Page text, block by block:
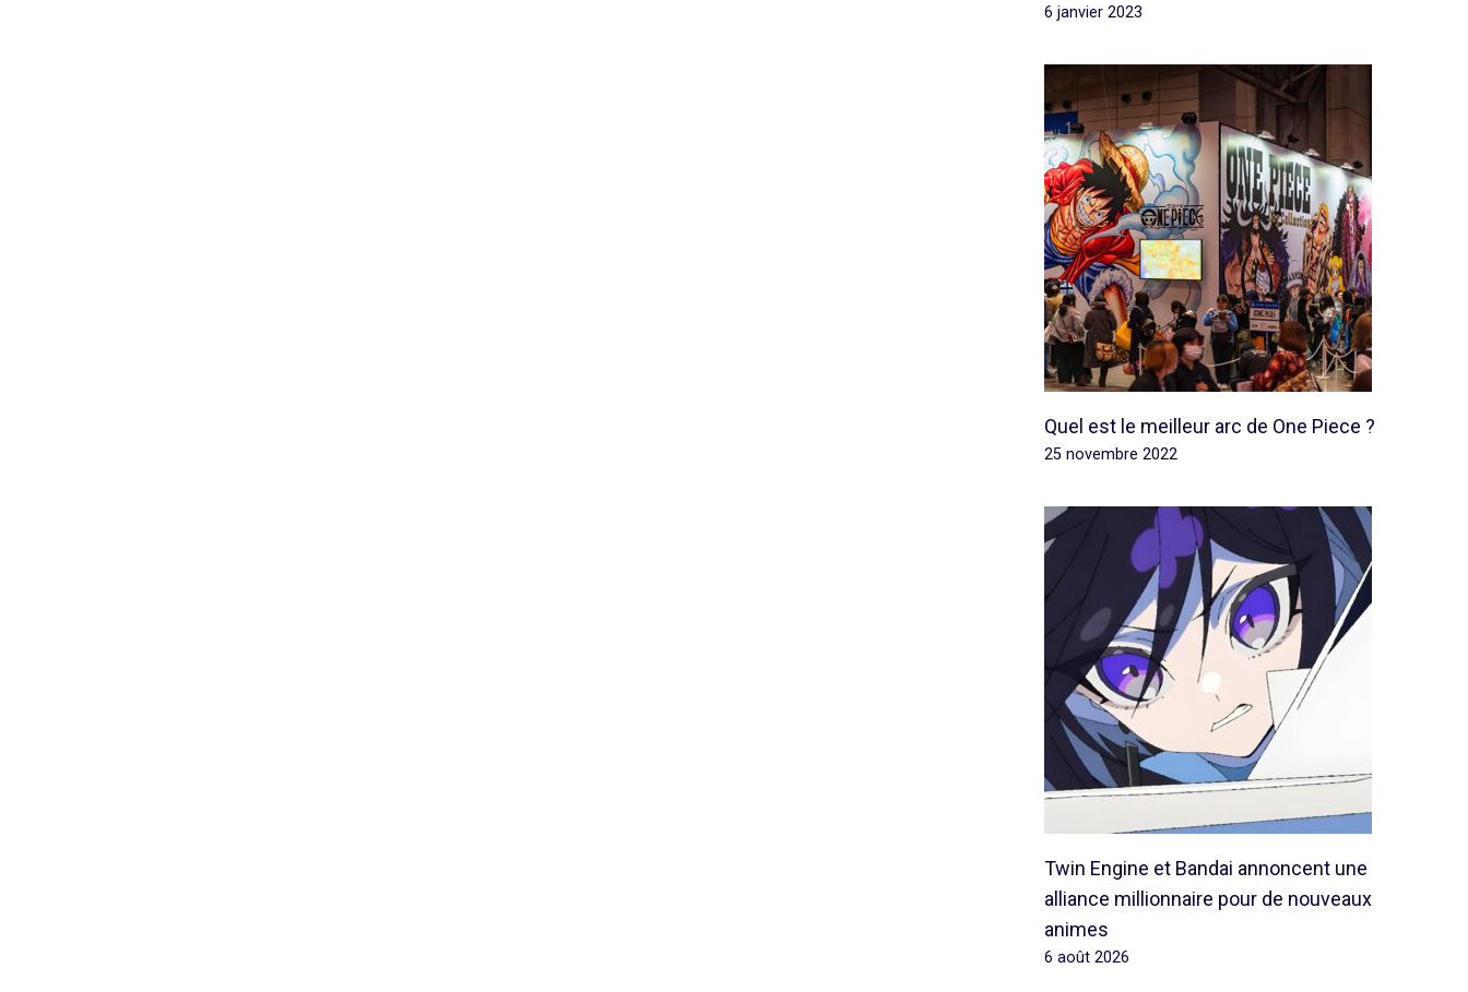
6 janvier 2023
Quel est le meilleur arc de One Piece ?
25 novembre 2022
Twin Engine et Bandai annoncent une
alliance millionnaire pour de nouveaux
animes
6 août 2026